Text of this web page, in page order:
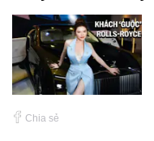
Chia sẻ